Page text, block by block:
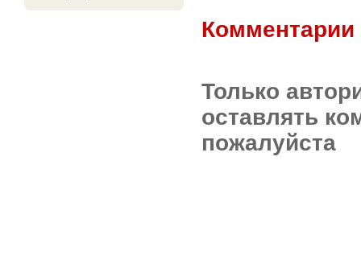
Комментарии
Только
оставлять
пожалуйста